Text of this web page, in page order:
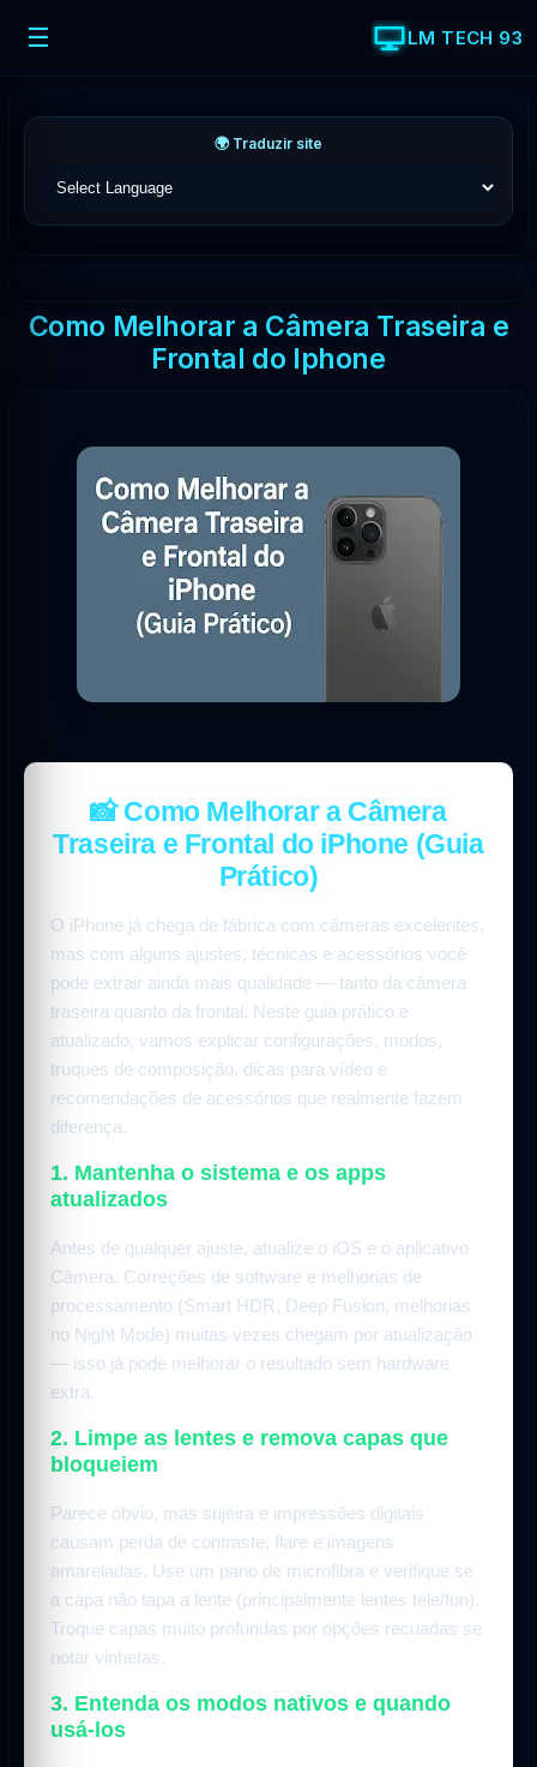
☰ LM TECH 93
🌍 Traduzir site
Como Melhorar a Câmera Traseira e
Frontal do Iphone
📸 Como Melhorar a Câmera
Traseira e Frontal do iPhone (Guia
Prático)
O iPhone já chega de fábrica com câmeras excelentes,
mas com alguns ajustes, técnicas e acessórios você
pode extrair ainda mais qualidade — tanto da câmera
traseira quanto da frontal. Neste guia prático e
atualizado, vamos explicar configurações, modos,
truques de composição, dicas para vídeo e
recomendações de acessórios que realmente fazem
diferença.
1. Mantenha o sistema e os apps
atualizados
Antes de qualquer ajuste, atualize o iOS e o aplicativo
Câmera. Correções de software e melhorias de
processamento (Smart HDR, Deep Fusion, melhorias
no Night Mode) muitas vezes chegam por atualização
— isso já pode melhorar o resultado sem hardware
extra.
2. Limpe as lentes e remova capas que
bloqueiem
Parece óbvio, mas sujeira e impressões digitais
causam perda de contraste, flare e imagens
amareladas. Use um pano de microfibra e verifique se
a capa não tapa a lente (principalmente lentes tele/fun).
Troque capas muito profundas por opções recuadas se
notar vinhetas.
3. Entenda os modos nativos e quando
usá-los